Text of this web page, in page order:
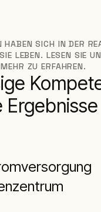
HABEN SICH IN DER
LEBEN. LESEN SIE
ZU ERFAHREN.